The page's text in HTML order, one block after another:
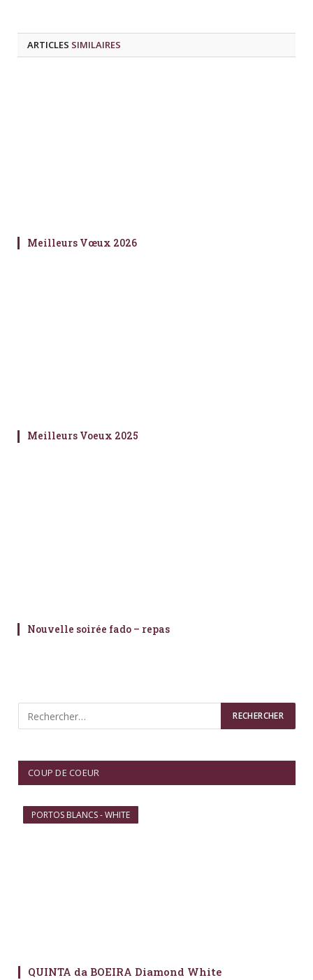
ARTICLES SIMILAIRES
Meilleurs Vœux 2026
Meilleurs Voeux 2025
Nouvelle soirée fado – repas
COUP DE COEUR
PORTOS BLANCS - WHITE
QUINTA da BOEIRA Diamond White